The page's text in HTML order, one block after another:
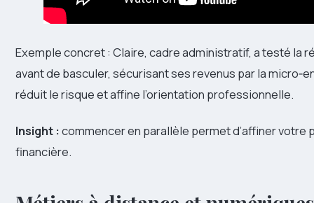
Exemple concret : Claire, cadre administratif, a testé la
avant de basculer, sécurisant ses revenus par la
réduit le risque et affine l’orientation professionnelle.
Insight : commencer en parallèle permet d’affiner
financière.